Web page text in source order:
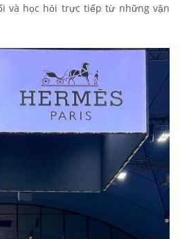
và học hỏi trực tiếp từ những vận